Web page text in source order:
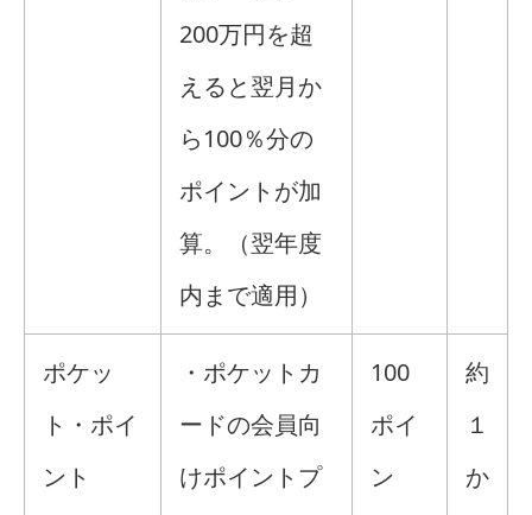
200万円を超
えると翌月か
ら100％分の
ポイントが加
算。（翌年度
内まで適用）
ポケッ
ト・ポイ
ント
・ポケットカ
ードの会員向
けポイントプ
100
ポイ
ン
約
１
か